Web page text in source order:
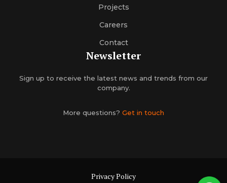
Projects
Careers
Contact
Newsletter
Sign up to receive the latest news and trends from our
company.
More questions? Get in touch
Privacy Policy